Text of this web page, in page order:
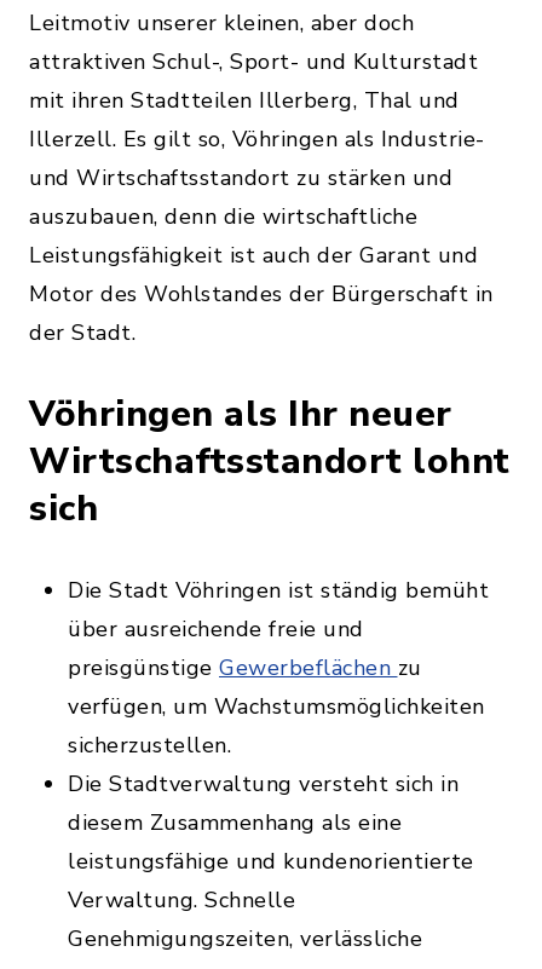
Leitmotiv unserer kleinen, aber doch
attraktiven Schul-, Sport- und Kulturstadt
mit ihren Stadtteilen Illerberg, Thal und
Illerzell. Es gilt so, Vöhringen als Industrie-
und Wirtschaftsstandort zu stärken und
auszubauen, denn die wirtschaftliche
Leistungsfähigkeit ist auch der Garant und
Motor des Wohlstandes der Bürgerschaft in
der Stadt.
Vöhringen als Ihr neuer
Wirtschaftsstandort lohnt
sich
Die Stadt Vöhringen ist ständig bemüht
über ausreichende freie und
preisgünstige Gewerbeflächen zu
verfügen, um Wachstumsmöglichkeiten
sicherzustellen.
Die Stadtverwaltung versteht sich in
diesem Zusammenhang als eine
leistungsfähige und kundenorientierte
Verwaltung. Schnelle
Genehmigungszeiten, verlässliche